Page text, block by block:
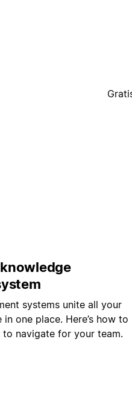
systems unite all your
one place. Here’s how to
to navigate for your team.